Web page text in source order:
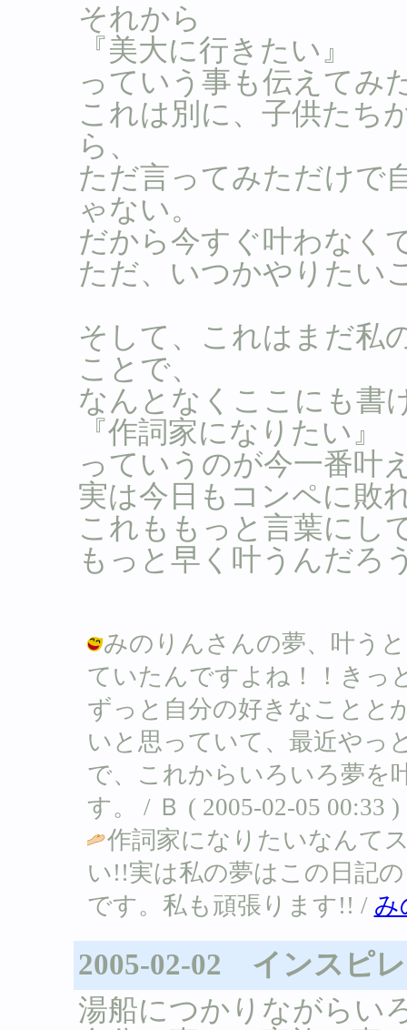
それから
『美大に行きたい』
っていう事も伝えてみ
これは別に、子供たち
ら、
ただ言ってみただけで
ゃない。
だから今すぐ叶わなく
ただ、いつかやりたい
そして、これはまだ私
ことで、
なんとなくここにも書
『作詞家になりたい』
っていうのが今一番叶
実は今日もコンペに敗
これももっと言葉にし
もっと早く叶うんだろ
みのりんさんの夢、叶う
ていたんですよね！！きっ
ずっと自分の好きなことと
いと思っていて、最近やっ
で、これからいろいろ夢を
す。 / Ｂ ( 2005-02-05 00:33 )
作詞家になりたいなんて
い!!実は私の夢はこの日記
です。私も頑張ります!! / み
2005-02-02 インスピ
湯船につかりながらい